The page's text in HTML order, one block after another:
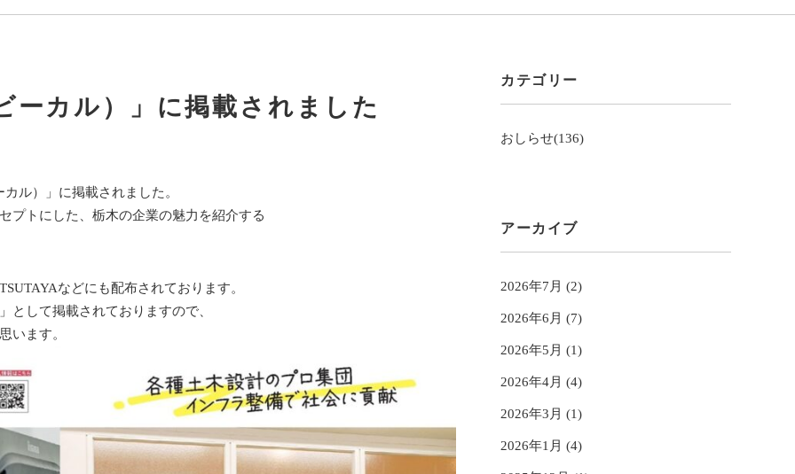
ーカル）」に掲載されました
ル）」に掲載されました。
プトにした、栃木の企業の魅力を紹介する
などにも配布されております。
として掲載されておりますので、
います。
カテゴリー
おしらせ(136)
アーカイブ
2026年7月 (2)
2026年6月 (7)
2026年5月 (1)
2026年4月 (4)
2026年3月 (1)
2026年1月 (4)